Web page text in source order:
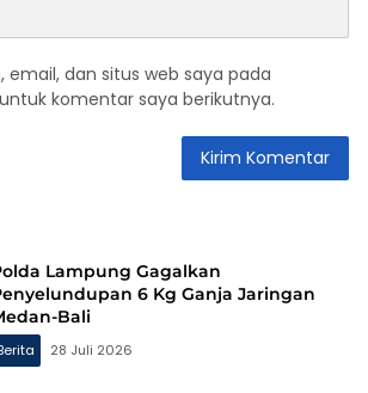
email, dan situs web saya pada
komentar saya berikutnya.
Lampung Gagalkan
6 Kg Ganja Jaringan
Bali
28 Juli 2026